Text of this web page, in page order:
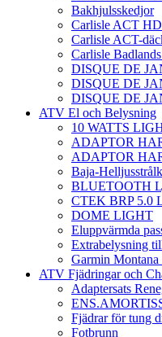
Bakhjulsskedjor
Carlisle ACT
Carlisle ACT-
Carlisle
DISQUE DE
DISQUE DE
DISQUE DE
ATV El och Belysning
10 WATTS
ADAPTOR
ADAPTOR
Baja-
BLUETOOTH
CTEK BRP 5.0
DOME LIGHT
Eluppvärmda
Extrabelysning
Garmin Montana
ATV Fjädringar och
Adaptersats
Fjädrar för tung
Fotbrunn